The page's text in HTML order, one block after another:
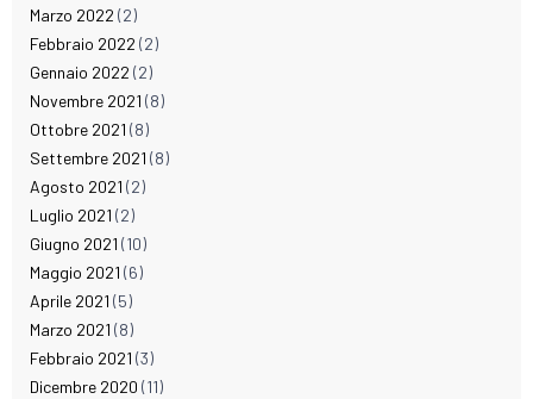
Marzo 2022 (2)
Febbraio 2022 (2)
Gennaio 2022 (2)
Novembre 2021 (8)
Ottobre 2021 (8)
Settembre 2021 (8)
Agosto 2021 (2)
Luglio 2021 (2)
Giugno 2021 (10)
Maggio 2021 (6)
Aprile 2021 (5)
Marzo 2021 (8)
Febbraio 2021 (3)
Dicembre 2020 (11)